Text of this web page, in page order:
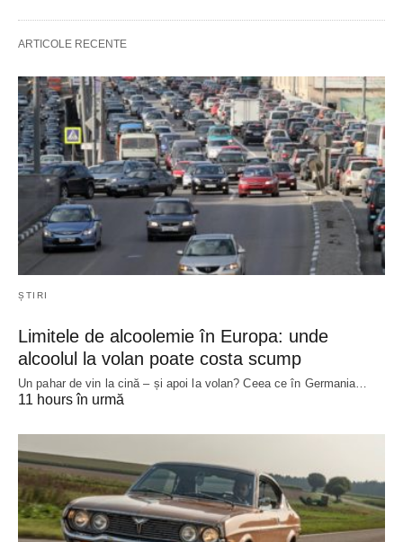
ARTICOLE RECENTE
ȘTIRI
Limitele de alcoolemie în Europa: unde
alcoolul la volan poate costa scump
Un pahar de vin la cină – și apoi la volan? Ceea ce în Germania…
11 hours în urmă